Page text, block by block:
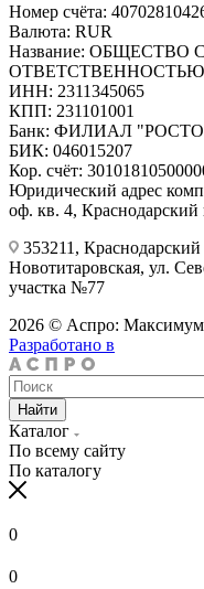
Номер счёта:
Валюта: RUR
Название:
ИНН: 2311345065
КПП: 231101001
Банк: ФИЛИАЛ
БИК: 046015207
Кор. счёт:
Юридический адрес
оф. кв. 4, Краснодарский
353211,
Новотитаровская, ул.
участка №77
2026 © Аспро: Максимум
Разработано в
Найти
Каталог
По всему сайту
По каталогу
0
0